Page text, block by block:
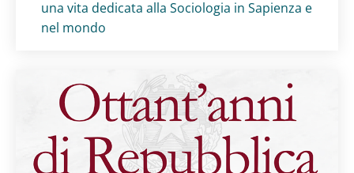
una vita dedicata alla Sociologia in Sapienza e
nel mondo